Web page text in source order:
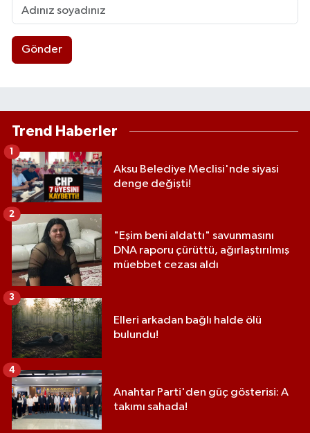
Gönder
Trend Haberler
Aksu Belediye Meclisi'nde siyasi
denge değişti!
1
"Eşim beni aldattı" savunmasını
DNA raporu çürüttü, ağırlaştırılmış
müebbet cezası aldı
2
Elleri arkadan bağlı halde ölü
bulundu!
3
Anahtar Parti'den güç gösterisi: A
takımı sahada!
4